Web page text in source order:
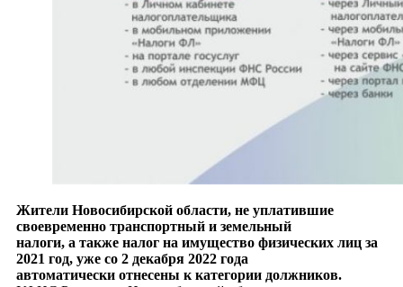
Жители Новосибирской области, не уплатившие
своевременно транспортный и земельный
налоги, а также налог на имущество физических лиц за
2021 год, уже со 2 декабря 2022 года
автоматически отнесены к категории должников.